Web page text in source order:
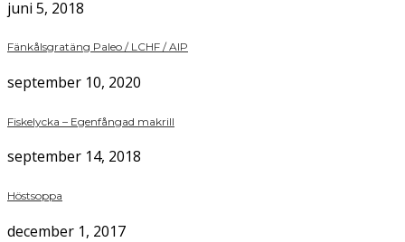
juni 5, 2018
Fänkålsgratäng Paleo / LCHF / AIP
september 10, 2020
Fiskelycka – Egenfångad makrill
september 14, 2018
Höstsoppa
december 1, 2017